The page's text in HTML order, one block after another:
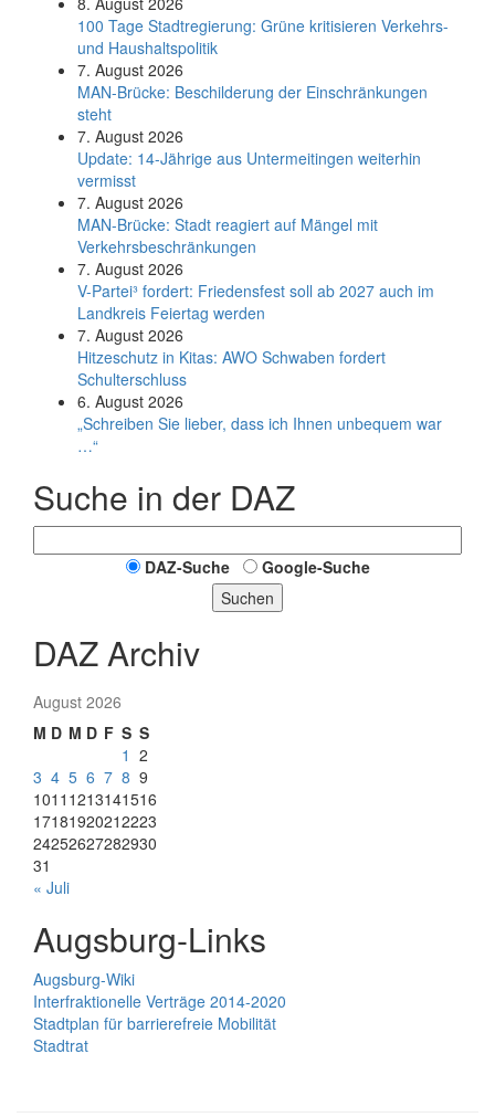
100 Tage Stadtregierung: Grüne kritisieren Verkehrs-
und Haushaltspolitik
7. August 2026
MAN-Brücke: Beschilderung der Einschränkungen
steht
7. August 2026
Update: 14-Jährige aus Untermeitingen weiterhin
vermisst
7. August 2026
MAN-Brücke: Stadt reagiert auf Mängel mit
Verkehrsbeschränkungen
7. August 2026
V-Partei­³ fordert: Friedens­fest soll ab 2027 auch im
Land­kreis Feier­tag werden
7. August 2026
Hitzeschutz in Kitas: AWO Schwaben fordert
Schulterschluss
6. August 2026
„Schreiben Sie lieber, dass ich Ihnen unbequem war
…“
Suche in der DAZ
DAZ-Suche
Google-Suche
Suchen
DAZ Archiv
August 2026
M D M D F S S
1 2
3 4 5 6 7 8 9
1011 1213141516
17181920212223
24252627282930
31
« Juli
Augsburg-Links
Augsburg-Wiki
Interfraktionelle Verträge 2014-2020
Stadtplan für barrierefreie Mobilität
Stadtrat